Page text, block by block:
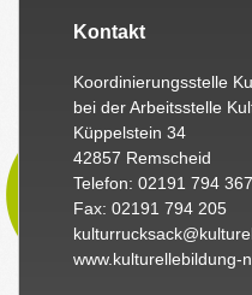
Kontakt
Koordinierungsstelle
bei der Arbeitsstelle
Küppelstein 34
42857 Remscheid
Telefon: 02191 794
Fax: 02191 794 205
www.kulturellebildung-